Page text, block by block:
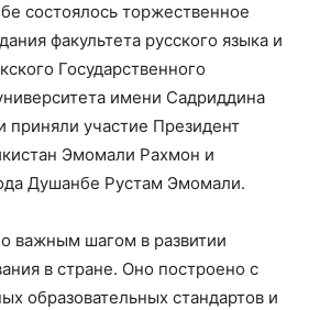
состоялось торжественное
факультета русского языка и
Государственного
имени Садриддина
участие Президент
Эмомали Рахмон и
Душанбе Рустам Эмомали.
важным шагом в развитии
в стране. Оно построено с
образовательных стандартов и